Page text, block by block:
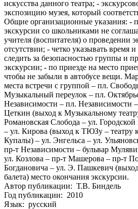
искусства данного театра; -
экспозицию музея, который
Общие организационные указания: -
экскурсии со школьниками не
учителя (воспитателя) о проведении
отсутствии; - четко указывать время
следить за безопасностью группы и
экскурсии; - по приезде на место
чтобы не забыли в автобусе вещи.
места встречи с группой – пл.
Музыкальный переулок – пл.
Независимости – пл. Независимости
Цеткин (выход к Музыкальному
Романовская Слобода – ул. Городской
– ул. Кирова (выход к ТЮЗу – театру
Купалы) – ул. Энгельса – ул.
пр-т Независимости – бульвар
ул. Козлова – пр-т Машерова – пр-т
Богдановича – ул. Э. Пашкевич
балета) место окончания экскурсии.
Автор публикации: Т.В. Биндель
Год публикации: 2010
Язык: русский